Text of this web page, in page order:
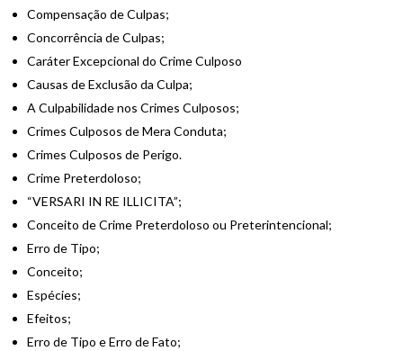
Compensação de Culpas;
Concorrência de Culpas;
Caráter Excepcional do Crime Culposo
Causas de Exclusão da Culpa;
A Culpabilidade nos Crimes Culposos;
Crimes Culposos de Mera Conduta;
Crimes Culposos de Perigo.
Crime Preterdoloso;
“VERSARI IN RE ILLICITA”;
Conceito de Crime Preterdoloso ou Preterintencional;
Erro de Tipo;
Conceito;
Espécies;
Efeitos;
Erro de Tipo e Erro de Fato;